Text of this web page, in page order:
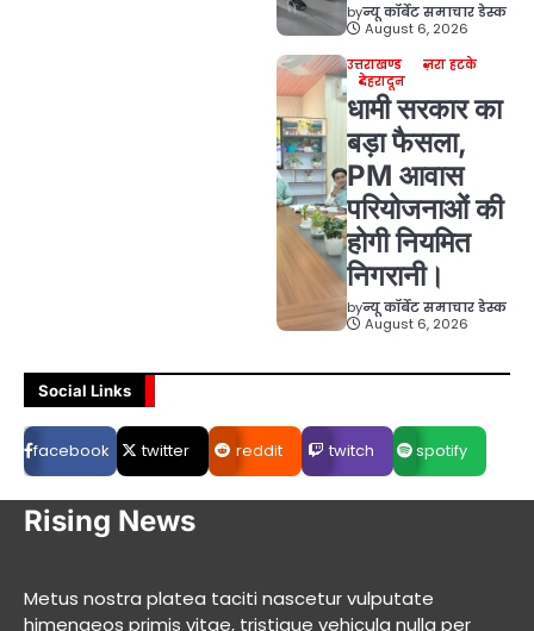
byन्यू कॉर्बेट समाचार डेस्क
August 6, 2026
उत्तराखण्ड
ज़रा हटके
देहरादून
धामी सरकार का
बड़ा फैसला,
PM आवास
परियोजनाओं की
होगी नियमित
निगरानी।
byन्यू कॉर्बेट समाचार डेस्क
August 6, 2026
Social Links
facebook twitter reddit twitch spotify
Rising News
Metus nostra platea taciti nascetur vulputate
himenaeos primis vitae, tristique vehicula nulla per